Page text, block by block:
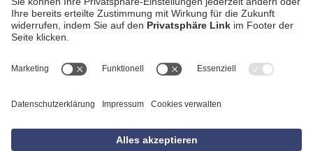
AGB
Datenschutzerklärung
Empfang